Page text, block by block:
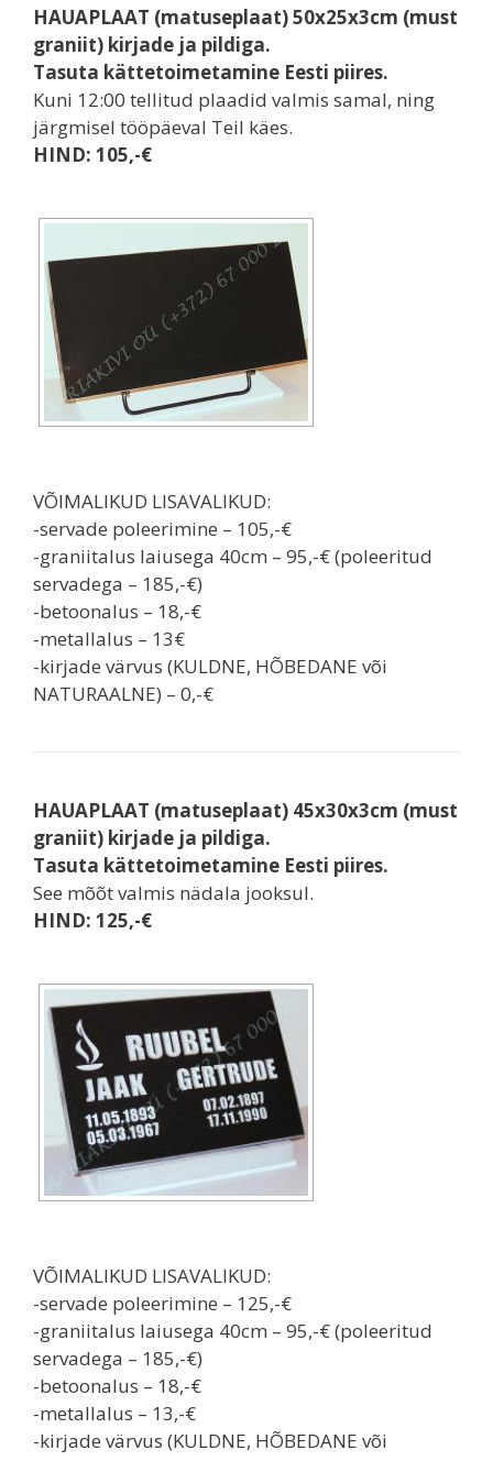
HAUAPLAAT (matuseplaat) 50x25x3cm (must
graniit) kirjade ja pildiga.
Tasuta kättetoimetamine Eesti piires.
Kuni 12:00 tellitud plaadid valmis samal, ning
järgmisel tööpäeval Teil käes.
HIND: 105,-€
VÕIMALIKUD LISAVALIKUD:
-servade poleerimine – 105,-€
-graniitalus laiusega 40cm – 95,-€ (poleeritud
servadega – 185,-€)
-betoonalus – 18,-€
-metallalus – 13€
-kirjade värvus (KULDNE, HÕBEDANE või
NATURAALNE) – 0,-€
HAUAPLAAT (matuseplaat) 45x30x3cm (must
graniit) kirjade ja pildiga.
Tasuta kättetoimetamine Eesti piires.
See mõõt valmis nädala jooksul.
HIND: 125,-€
VÕIMALIKUD LISAVALIKUD:
-servade poleerimine – 125,-€
-graniitalus laiusega 40cm – 95,-€ (poleeritud
servadega – 185,-€)
-betoonalus – 18,-€
-metallalus – 13,-€
-kirjade värvus (KULDNE, HÕBEDANE või